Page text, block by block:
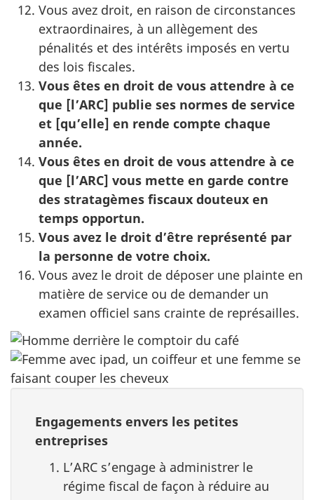
Vous avez droit, en raison de circonstances
extraordinaires, à un allègement des
pénalités et des intérêts imposés en vertu
des lois fiscales.
Vous êtes en droit de vous attendre à ce
que [l’ARC] publie ses normes de service
et [qu’elle] en rende compte chaque
année.
Vous êtes en droit de vous attendre à ce
que [l’ARC] vous mette en garde contre
des stratagèmes fiscaux douteux en
temps opportun.
Vous avez le droit d’être représenté par
la personne de votre choix.
Vous avez le droit de déposer une plainte en
matière de service ou de demander un
examen officiel sans crainte de représailles.
Engagements envers les petites
entreprises
L’ARC s’engage à administrer le
régime fiscal de façon à réduire au